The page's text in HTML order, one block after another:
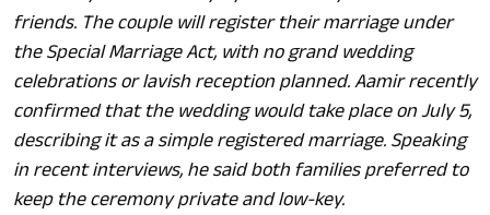
friends. The couple will register their marriage under
the Special Marriage Act, with no grand wedding
celebrations or lavish reception planned. Aamir recently
confirmed that the wedding would take place on July 5,
describing it as a simple registered marriage. Speaking
in recent interviews, he said both families preferred to
keep the ceremony private and low-key.